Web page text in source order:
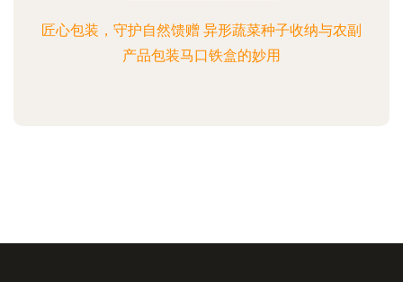
匠心包装，守护自然馈赠 异形蔬菜种子收纳与农副
产品包装马口铁盒的妙用